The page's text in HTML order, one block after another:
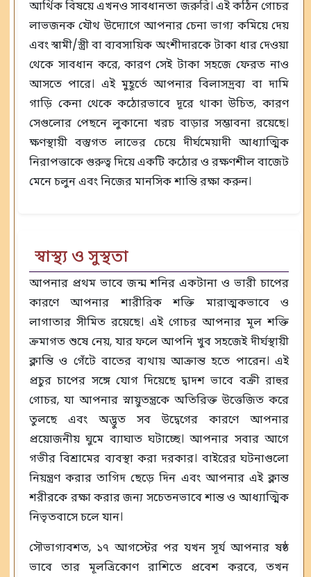
আর্থিক বিষয়ে এখনও সাবধানতা জরুরি। এই কঠিন গোচর
লাভজনক যৌথ উদ্যোগে আপনার চেনা ভাগ্য কমিয়ে দেয়
এবং স্বামী/স্ত্রী বা ব্যবসায়িক অংশীদারকে টাকা ধার দেওয়া
থেকে সাবধান করে, কারণ সেই টাকা সহজে ফেরত নাও
আসতে পারে। এই মুহূর্তে আপনার বিলাসদ্রব্য বা দামি
গাড়ি কেনা থেকে কঠোরভাবে দূরে থাকা উচিত, কারণ
সেগুলোর পেছনে লুকানো খরচ বাড়ার সম্ভাবনা রয়েছে।
ক্ষণস্থায়ী বস্তুগত লাভের চেয়ে দীর্ঘমেয়াদী আধ্যাত্মিক
নিরাপত্তাকে গুরুত্ব দিয়ে একটি কঠোর ও রক্ষণশীল বাজেট
মেনে চলুন এবং নিজের মানসিক শান্তি রক্ষা করুন।
স্বাস্থ্য ও সুস্থতা
আপনার প্রথম ভাবে জন্ম শনির একটানা ও ভারী চাপের
কারণে আপনার শারীরিক শক্তি মারাত্মকভাবে ও
লাগাতার সীমিত রয়েছে। এই গোচর আপনার মূল শক্তি
ক্রমাগত শুষে নেয়, যার ফলে আপনি খুব সহজেই দীর্ঘস্থায়ী
ক্লান্তি ও গেঁটে বাতের ব্যথায় আক্রান্ত হতে পারেন। এই
প্রচুর চাপের সঙ্গে যোগ দিয়েছে দ্বাদশ ভাবে বক্রী রাহুর
গোচর, যা আপনার স্নায়ুতন্ত্রকে অতিরিক্ত উত্তেজিত করে
তুলছে এবং অদ্ভুত সব উদ্বেগের কারণে আপনার
প্রয়োজনীয় ঘুমে ব্যাঘাত ঘটাচ্ছে। আপনার সবার আগে
গভীর বিশ্রামের ব্যবস্থা করা দরকার। বাইরের ঘটনাগুলো
নিয়ন্ত্রণ করার তাগিদ ছেড়ে দিন এবং আপনার এই ক্লান্ত
শরীরকে রক্ষা করার জন্য সচেতনভাবে শান্ত ও আধ্যাত্মিক
নিভৃতবাসে চলে যান।
সৌভাগ্যবশত, ১৭ আগস্টের পর যখন সূর্য আপনার ষষ্ঠ
ভাবে তার মূলত্রিকোণ রাশিতে প্রবেশ করবে, তখন